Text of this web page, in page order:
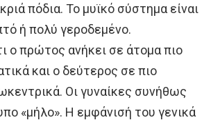
πόδια. Το μυϊκό σύστημα είναι
ή πολύ γεροδεμένο.
ο πρώτος ανήκει σε άτομα πιο
και ο δεύτερος σε πιο
Οι γυναίκες συνήθως
«μήλο». Η εμφάνισή του γενικά